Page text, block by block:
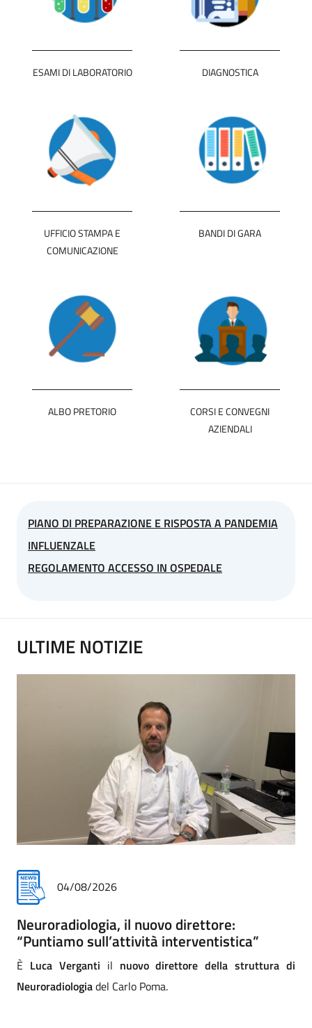
ESAMI DI LABORATORIO DIAGNOSTICA
UFFICIO STAMPA E
COMUNICAZIONE
BANDI DI GARA
ALBO PRETORIO
CORSI E CONVEGNI
AZIENDALI
PIANO DI PREPARAZIONE E RISPOSTA A PANDEMIA
INFLUENZALE
REGOLAMENTO ACCESSO IN OSPEDALE
ULTIME NOTIZIE
31/07/2026
Addio commosso all'infermiere Matteo
Paccini
Addio commosso di Asst a Matteo Paccini, infermiere
professionale della Cra (comunità riabilitativa ad alta